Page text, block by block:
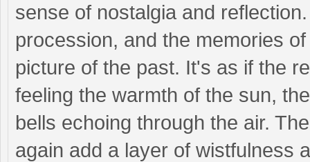
sense of nostalgia and
procession, and the memories
picture of the past. It's as if the
feeling the warmth of the sun,
bells echoing through the air.
again add a layer of wistfulness